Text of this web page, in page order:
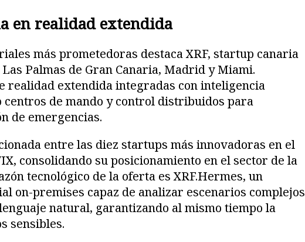
en realidad extendida
más prometedoras destaca XRF, startup canaria
Palmas de Gran Canaria, Madrid y Miami.
realidad extendida integradas con inteligencia
de mando y control distribuidos para
de emergencias.
entre las diez startups más innovadoras en el
consolidando su posicionamiento en el sector de la
tecnológico de la oferta es XRF.Hermes, un
on-premises capaz de analizar escenarios complejos
natural, garantizando al mismo tiempo la
sensibles.